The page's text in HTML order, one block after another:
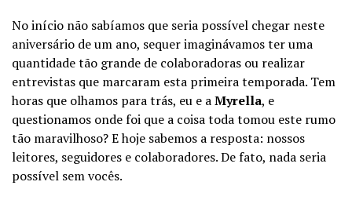
No início não sabíamos que seria possível chegar neste
aniversário de um ano, sequer imaginávamos ter uma
quantidade tão grande de colaboradoras ou realizar
entrevistas que marcaram esta primeira temporada. Tem
horas que olhamos para trás, eu e aMyrella, e
questionamos onde foi que a coisa toda tomou este rumo
tão maravilhoso? E hoje sabemos a resposta: nossos
leitores, seguidores e colaboradores. De fato, nada seria
possível sem vocês.